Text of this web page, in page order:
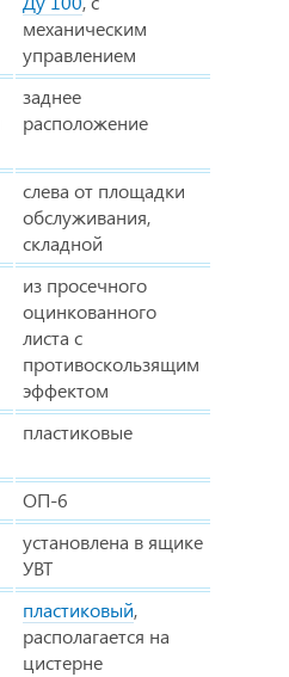
механическим
управлением
заднее
расположение
слева от площадки
обслуживания,
складной
из просечного
оцинкованного
листа с
противоскользящим
эффектом
пластиковые
ОП-6
установлена в ящике
УВТ
пластиковый,
располагается на
цистерне